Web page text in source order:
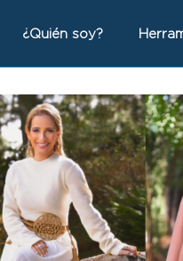
¿Quién soy?